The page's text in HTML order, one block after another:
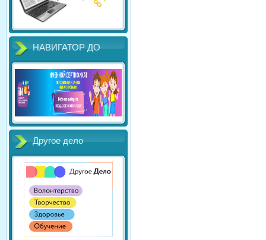
НАВИГАТОР ДО
Другое дело